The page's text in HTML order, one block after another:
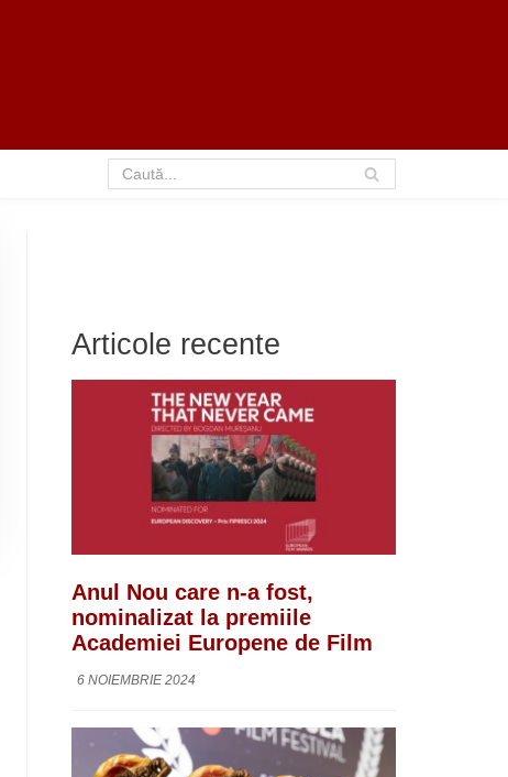
Articole recente
Anul Nou care n-a fost,
nominalizat la premiile
Academiei Europene de Film
6 NOIEMBRIE 2024